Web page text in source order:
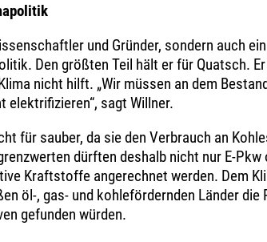
und Gründer, sondern auch
Den größten Teil hält er für Quatsch.
nicht hilft. „Wir müssen an dem
elektrifizieren“, sagt Willner.
für sauber, da sie den Verbrauch an
dürften deshalb nicht nur E-Pkw
Kraftstoffe angerechnet werden. Dem
öl-, gas- und kohlefördernden Länder
gefunden würden.